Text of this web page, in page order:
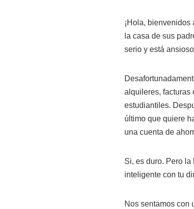
¡Hola,
la casa de sus
serio y está
alquileres, facturas
estudiantiles.
último que quiere
una cuenta de
Si, es duro. Pero
inteligente con tu
Nos sentamos con